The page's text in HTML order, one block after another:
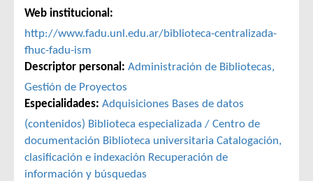
Web institucional:
http://www.fadu.unl.edu.ar/biblioteca-centralizada-
fhuc-fadu-ism
Descriptor personal: Administración de Bibliotecas,
Gestión de Proyectos
Especialidades: Adquisiciones Bases de datos
(contenidos) Biblioteca especializada / Centro de
documentación Biblioteca universitaria Catalogación,
clasificación e indexación Recuperación de
información y búsquedas